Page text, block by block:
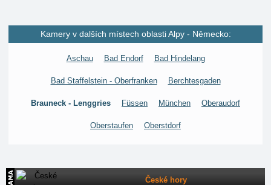
Kamery v dalších místech oblasti Alpy - Německo:
Aschau Bad Endorf Bad Hindelang
Bad Staffelstein - Oberfranken Berchtesgaden
Brauneck - Lenggries Füssen München Oberaudorf
Oberstaufen Oberstdorf
České hory